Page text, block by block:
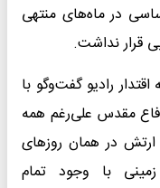
در ماه‌های منتهی
قرار نداشت.
رادیو گفت‌وگو با
مقدس علی‌رغم همه
در همان روزهای
با وجود تمام